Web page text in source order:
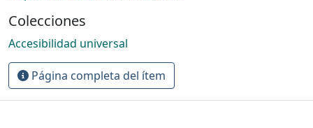
Colecciones
Accesibilidad universal
Página completa del ítem